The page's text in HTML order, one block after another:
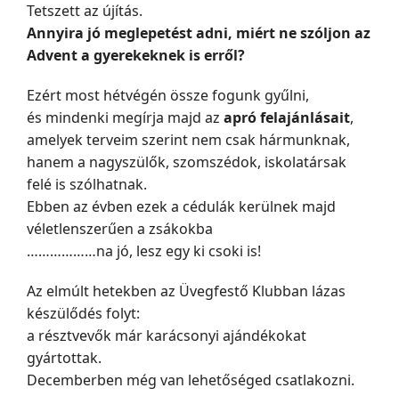
Tetszett az újítás.
Annyira jó meglepetést adni, miért ne szóljon az
Advent a gyerekeknek is erről?
Ezért most hétvégén össze fogunk gyűlni,
és mindenki megírja majd az apró felajánlásait,
amelyek terveim szerint nem csak hármunknak,
hanem a nagyszülők, szomszédok, iskolatársak
felé is szólhatnak.
Ebben az évben ezek a cédulák kerülnek majd
véletlenszerűen a zsákokba
………………na jó, lesz egy ki csoki is!
Az elmúlt hetekben az Üvegfestő Klubban lázas
készülődés folyt:
a résztvevők már karácsonyi ajándékokat
gyártottak.
Decemberben még van lehetőséged csatlakozni.